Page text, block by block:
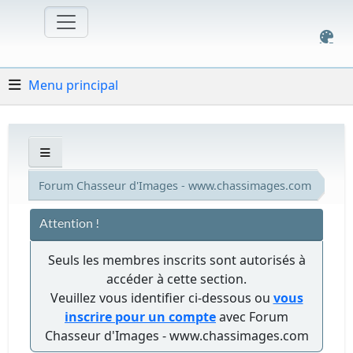
Menu principal
Forum Chasseur d'Images - www.chassimages.com
Attention !
Seuls les membres inscrits sont autorisés à
accéder à cette section.
Veuillez vous identifier ci-dessous ou vous
inscrire pour un compteavec Forum
Chasseur d'Images - www.chassimages.com